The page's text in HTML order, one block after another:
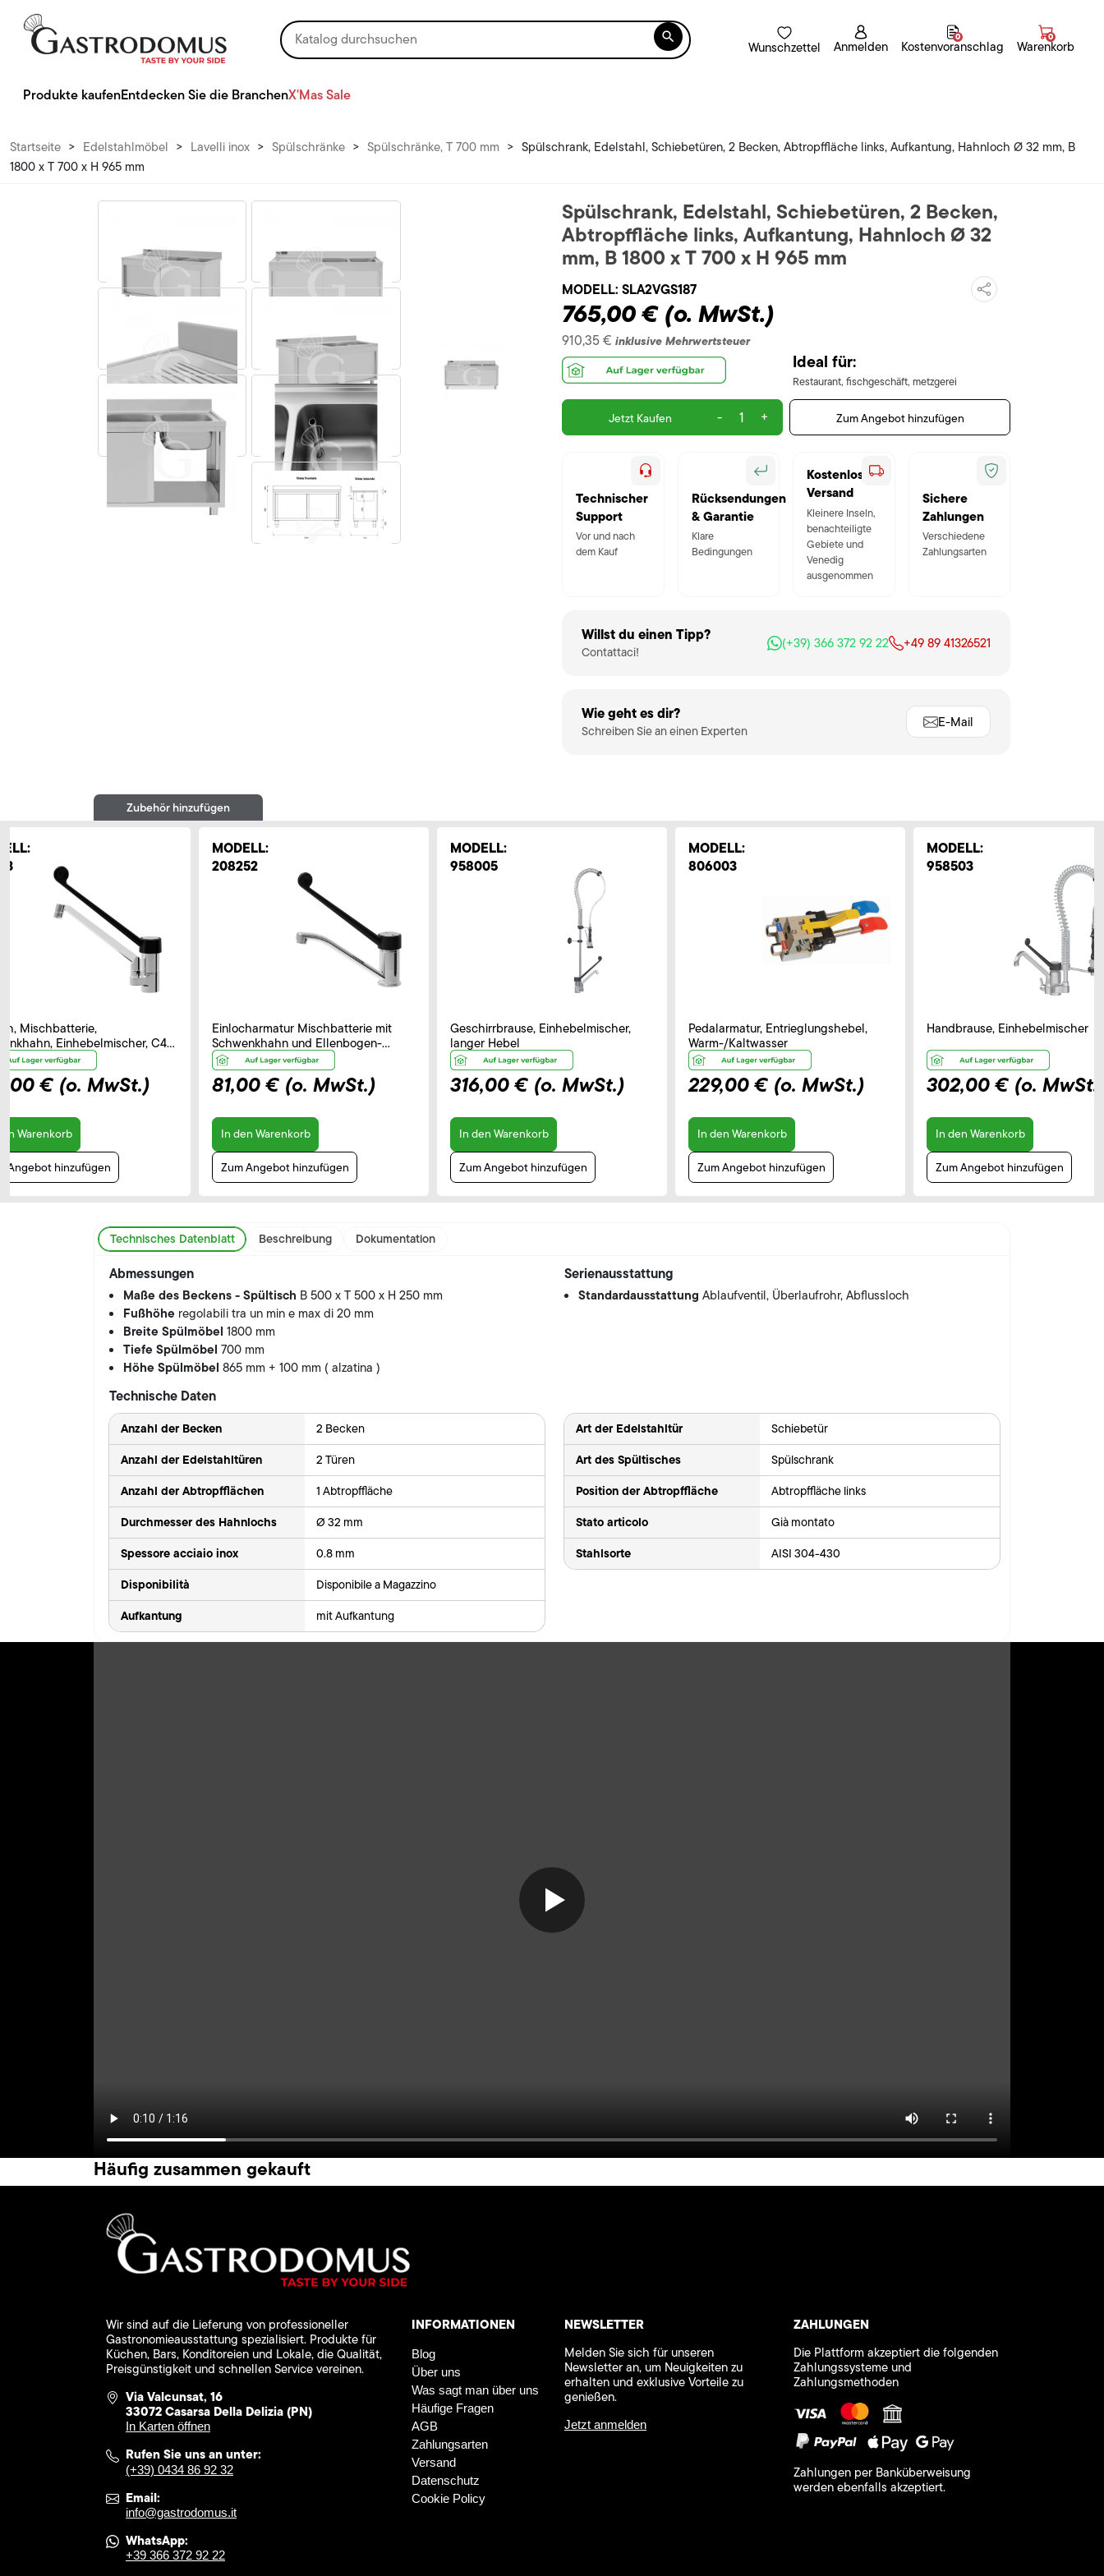

Wunschzettel Anmelden Kostenvoranschlag
0
Warenkorb
0
Produkte kaufenEntdecken Sie die BranchenX'Mas Sale
Startseite > Edelstahlmöbel > Lavelli inox > Spülschränke > Spülschränke, T 700 mm > Spülschrank, Edelstahl, Schiebetüren, 2 Becken, Abtropffläche links, Aufkantung, Hahnloch Ø 32 mm, B
1800 x T 700 x H 965 mm
Spülschrank, Edelstahl, Schiebetüren, 2 Becken,
Abtropffläche links, Aufkantung, Hahnloch Ø 32
mm, B 1800 x T 700 x H 965 mm
MODELL: SLA2VGS187
765,00 € (o. MwSt.)
910,35 € inklusive Mehrwertsteuer
Ideal für:
Restaurant, fischgeschäft, metzgerei
Jetzt Kaufen - + Zum Angebot hinzufügen
Technischer
Support
Vor und nach
dem Kauf
Rücksendungen
& Garantie
Klare
Bedingungen
Kostenloser
Versand
Kleinere Inseln,
benachteiligte
Gebiete und
Venedig
ausgenommen
Sichere
Zahlungen
Verschiedene
Zahlungsarten
Willst du einen Tipp?
Contattaci!
(+39) 366 372 92 22 +49 89 41326521
Wie geht es dir?
Schreiben Sie an einen Experten
E-Mail
Zubehör hinzufügen
Mischbatterie,
Einhebelmischer, C40,
– B 250 mm
€ (o. MwSt.)
Warenkorb
Angebot hinzufügen
MODELL:
208252
Einlocharmatur Mischbatterie mit
Schwenkhahn und Ellenbogen-
Bedienhebel, Auslauf 230 mm
81,00 € (o. MwSt.)
In den Warenkorb
Zum Angebot hinzufügen
MODELL:
958005
Geschirrbrause, Einhebelmischer,
langer Hebel
316,00 € (o. MwSt.)
In den Warenkorb
Zum Angebot hinzufügen
MODELL:
806003
Pedalarmatur, Entrieglungshebel,
Warm-/Kaltwasser
229,00 € (o. MwSt.)
In den Warenkorb
Zum Angebot hinzufügen
MODELL:
958503
Handbrause, Einhebelmischer
302,00 € (o. MwSt.)
In den Warenkorb
Zum Angebot hinzufügen
Technisches Datenblatt Beschreibung Dokumentation
Abmessungen
Maße des Beckens - Spültisch B 500 x T 500 x H 250 mm
Fußhöhe regolabili tra un min e max di 20 mm
Breite Spülmöbel1800 mm
Tiefe Spülmöbel700 mm
Höhe Spülmöbel865 mm + 100 mm ( alzatina )
Serienausstattung
StandardausstattungAblaufventil, Überlaufrohr, Abflussloch
Technische Daten
Anzahl der Becken 2 Becken
Anzahl der Edelstahltüren 2 Türen
Anzahl der Abtropfflächen 1 Abtropffläche
Durchmesser des Hahnlochs Ø 32 mm
Spessore acciaio inox 0.8 mm
Disponibilità Disponibile a Magazzino
Aufkantung mit Aufkantung
Art der Edelstahltür Schiebetür
Art des Spültisches Spülschrank
Position der Abtropffläche Abtropffläche links
Stato articolo Già montato
Stahlsorte AISI 304-430
Häufig zusammen gekauft
Wir sind auf die Lieferung von professioneller
Gastronomieausstattung spezialisiert. Produkte für
Küchen, Bars, Konditoreien und Lokale, die Qualität,
Preisgünstigkeit und schnellen Service vereinen.
Via Valcunsat, 16
33072 Casarsa Della Delizia (PN)
In Karten öffnen
Rufen Sie uns an unter:
(+39) 0434 86 92 32
Email:
info@gastrodomus.it
WhatsApp:
+39 366 372 92 22
INFORMATIONEN
Blog
Über uns
Was sagt man über uns
Häufige Fragen
AGB
Zahlungsarten
Versand
Datenschutz
Cookie Policy
NEWSLETTER
Melden Sie sich für unseren
Newsletter an, um Neuigkeiten zu
erhalten und exklusive Vorteile zu
genießen.
Jetzt anmelden
ZAHLUNGEN
Die Plattform akzeptiert die folgenden
Zahlungssysteme und
Zahlungsmethoden
Zahlungen per Banküberweisung
werden ebenfalls akzeptiert.